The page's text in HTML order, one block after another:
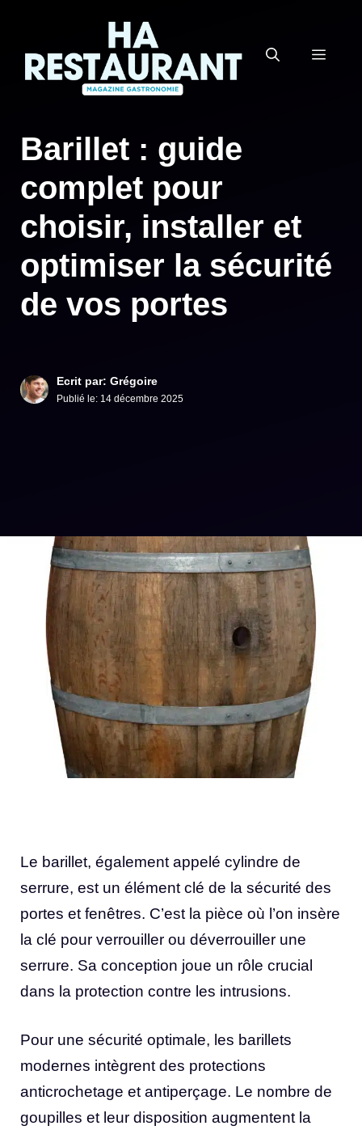
contenu
Barillet : guide
complet pour
choisir, installer et
optimiser la sécurité
de vos portes
Ecrit par: Grégoire
Publié le: 14 décembre 2025
Le barillet, également appelé cylindre de
serrure, est un élément clé de la sécurité des
portes et fenêtres. C’est la pièce où l’on insère
la clé pour verrouiller ou déverrouiller une
serrure. Sa conception joue un rôle crucial
dans la protection contre les intrusions.
Pour une sécurité optimale, les barillets
modernes intègrent des protections
anticrochetage et antiperçage. Le nombre de
goupilles et leur disposition augmentent la